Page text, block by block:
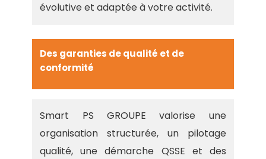
évolutive et adaptée à votre activité.
Des garanties de qualité et de
conformité
Smart PS GROUPE valorise une
organisation structurée, un pilotage
qualité, une démarche QSSE et des